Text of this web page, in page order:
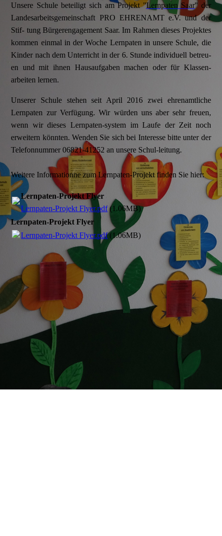
Unsere Schule beteiligt sich am Projekt ''Lernpaten Saar'' der
Landesarbeitsgemeinschaft PRO EHRENAMT e.V. und der
Stif- tung Bürgerengagement Saar. Im Rahmen dieses Projektes
kommen einmal in der Woche Lernpaten in unsere Schule, die
Kinder nach dem Unterricht in der 6. Stunde individuell betreu-
en und mit ihnen Hausaufgaben machen oder für Klassen-
arbeiten lernen.
Unserer Schule stehen seit April 2016 zwei ehrenamtliche
Lernpaten zur Verfügung. Wir würden uns aber sehr freuen,
wenn wir dieses Lernpaten-system im Laufe der Zeit noch
erweitern könnten. Wenden Sie sich bei Interesse bitte unter der
Telefonnummer 06821-41252 an unsere Schul-leitung.
Weitere Informationne zum Lernpaten-Projekt finden Sie hier:
Lernpaten-Projekt Flyer
Lernpaten-Projekt Flyer.pdf(1.06MB)
Lernpaten-Projekt Flyer
Lernpaten-Projekt Flyer.pdf(1.06MB)